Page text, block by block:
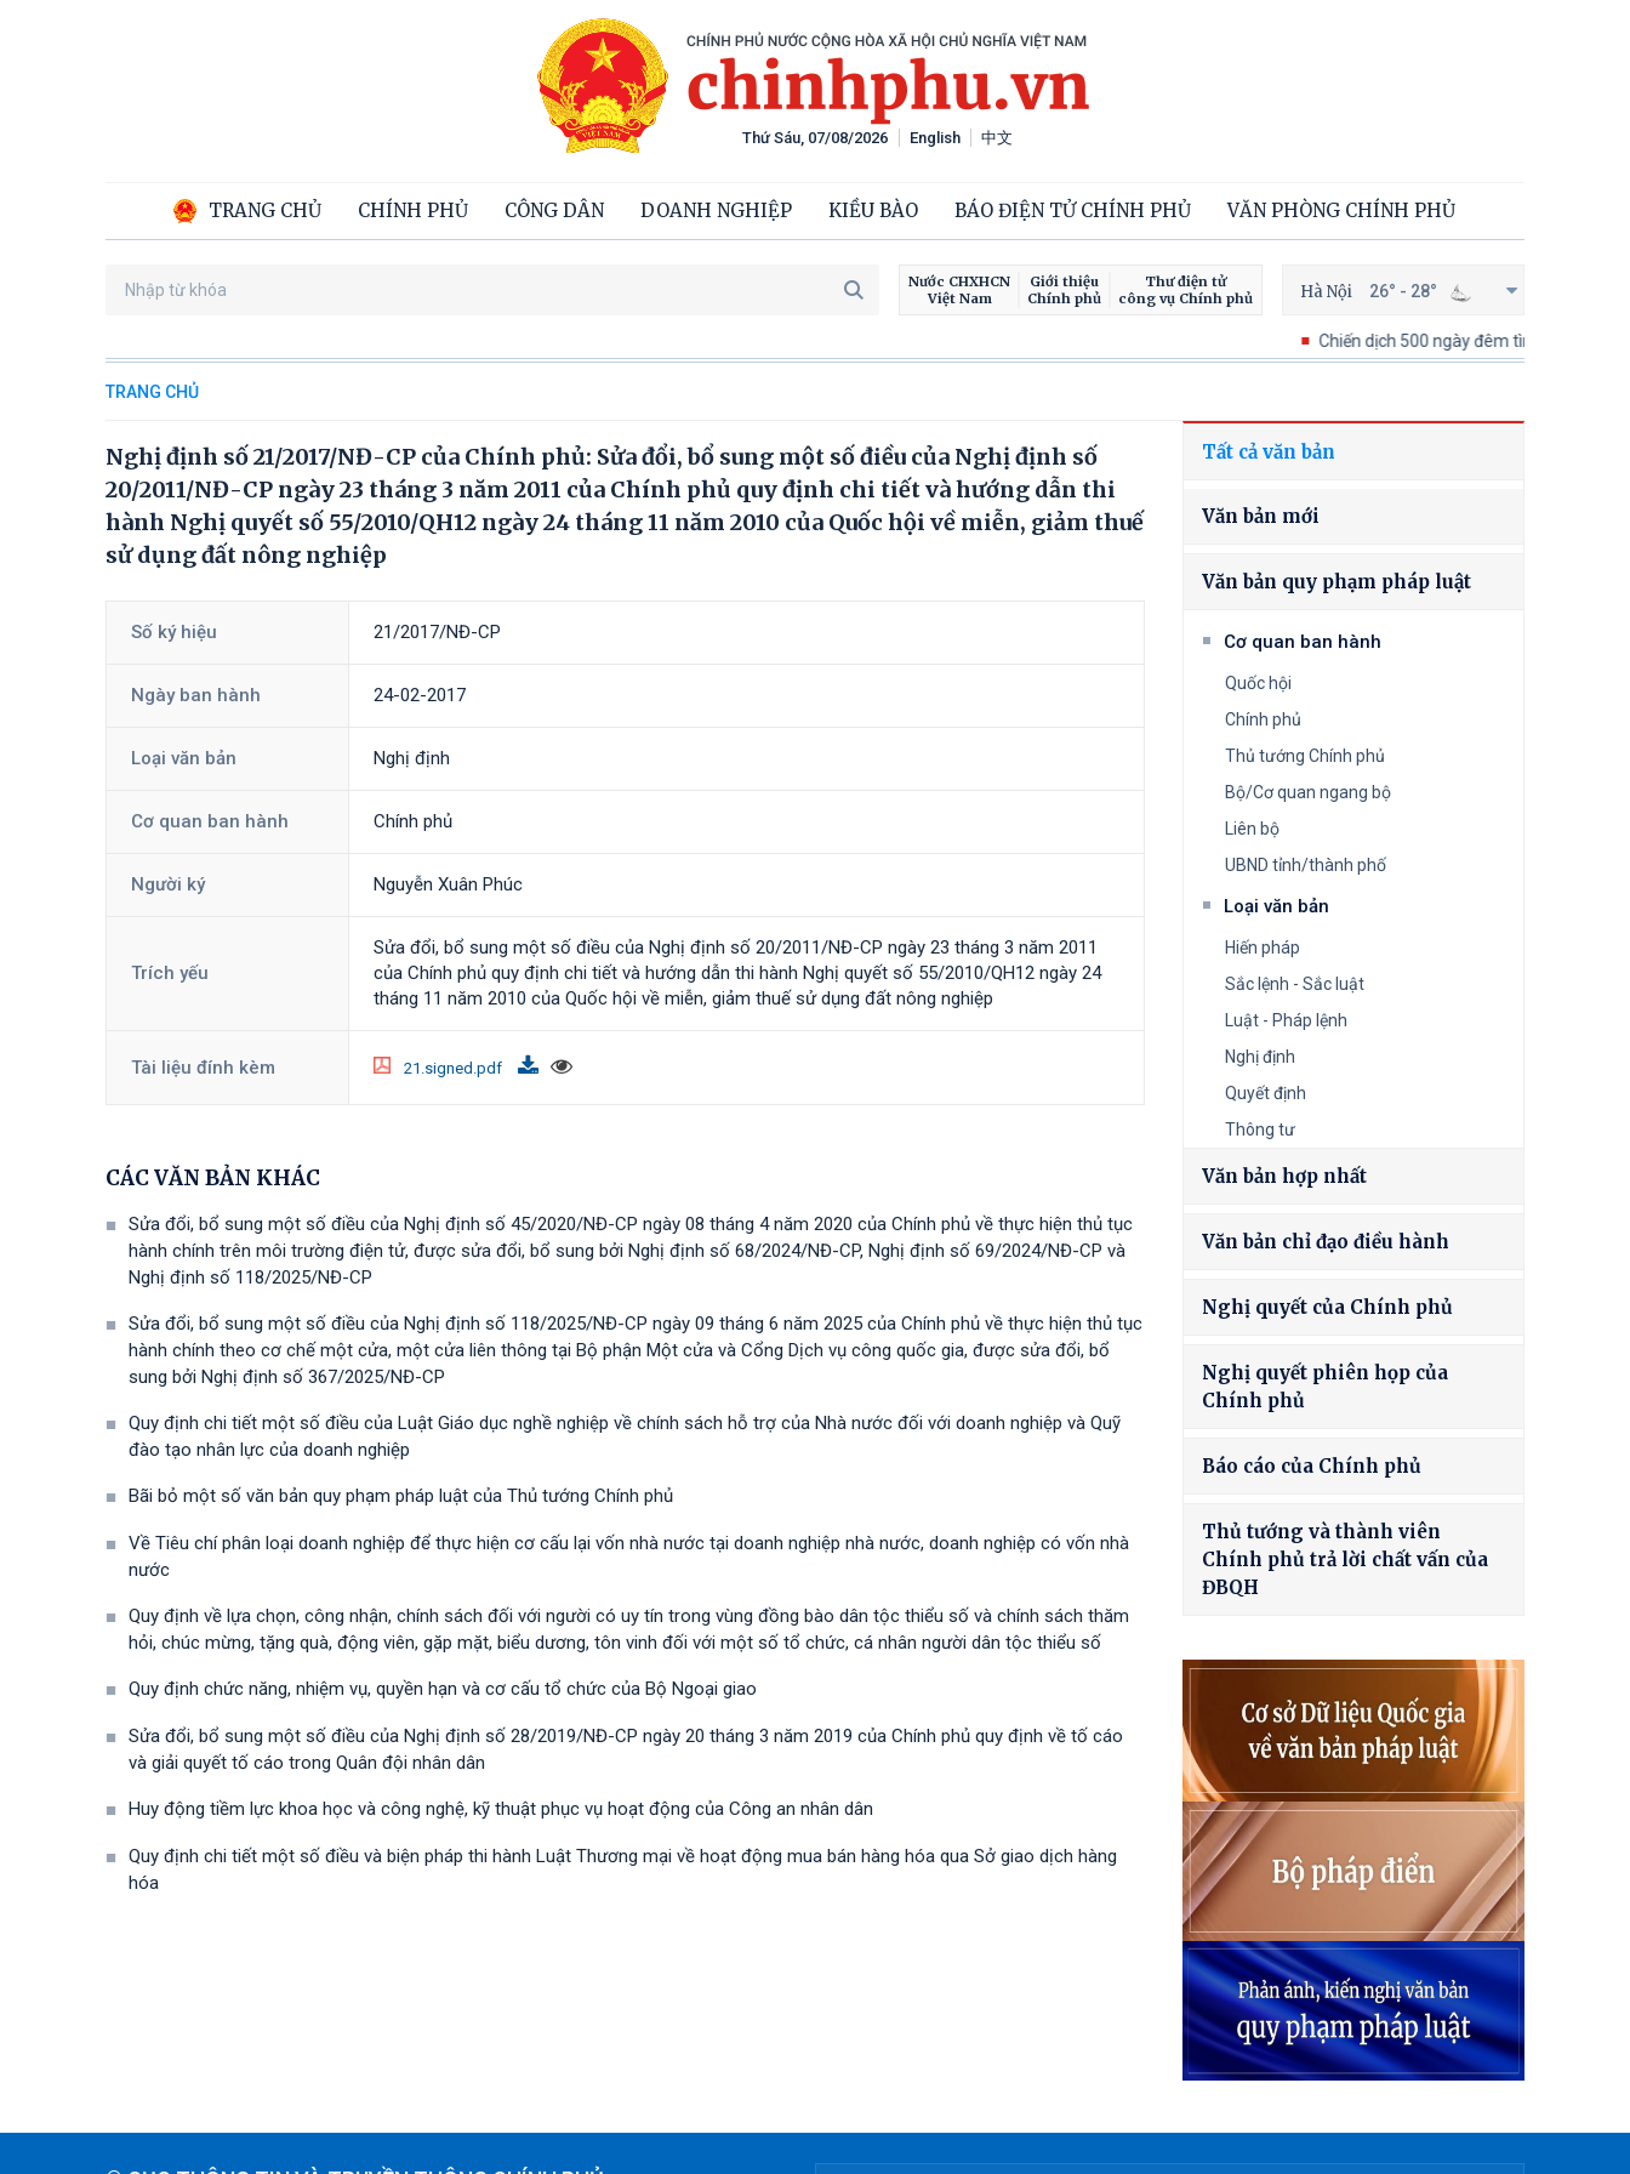
English 中文
TRANG CHỦ CHÍNH PHỦ CÔNG DÂN DOANH NGHIỆP KIỀU BÀO BÁO ĐIỆN TỬ CHÍNH PHỦ VĂN PHÒNG CHÍNH PHỦ
Thứ Sáu, 07/08/2026
Nước CHXHCN
Việt Nam
Giới thiệu
Chính phủ
Thư điện tử
công vụ Chính phủ
Hà Nội 26° - 28°
Chiến dịch 500 ngày đêm tìm kiếm, quy tập và
TRANG CHỦ
Nghị định số 21/2017/NĐ-CP của Chính phủ: Sửa đổi, bổ sung một số điều của Nghị định số
20/2011/NĐ-CP ngày 23 tháng 3 năm 2011 của Chính phủ quy định chi tiết và hướng dẫn thi
hành Nghị quyết số 55/2010/QH12 ngày 24 tháng 11 năm 2010 của Quốc hội về miễn, giảm thuế
sử dụng đất nông nghiệp
Số ký hiệu 21/2017/NĐ-CP
Ngày ban hành 24-02-2017
Loại văn bản Nghị định
Cơ quan ban hành Chính phủ
Người ký Nguyễn Xuân Phúc
Trích yếu
Sửa đổi, bổ sung một số điều của Nghị định số 20/2011/NĐ-CP ngày 23 tháng 3 năm 2011
của Chính phủ quy định chi tiết và hướng dẫn thi hành Nghị quyết số 55/2010/QH12 ngày 24
tháng 11 năm 2010 của Quốc hội về miễn, giảm thuế sử dụng đất nông nghiệp
Tài liệu đính kèm 21.signed.pdf
CÁC VĂN BẢN KHÁC
Sửa đổi, bổ sung một số điều của Nghị định số 45/2020/NĐ-CP ngày 08 tháng 4 năm 2020 của Chính phủ về thực hiện thủ tục
hành chính trên môi trường điện tử, được sửa đổi, bổ sung bởi Nghị định số 68/2024/NĐ-CP, Nghị định số 69/2024/NĐ-CP và
Nghị định số 118/2025/NĐ-СР
Sửa đổi, bổ sung một số điều của Nghị định số 118/2025/NĐ-CP ngày 09 tháng 6 năm 2025 của Chính phủ về thực hiện thủ tục
hành chính theo cơ chế một cửa, một cửa liên thông tại Bộ phận Một cửa và Cổng Dịch vụ công quốc gia, được sửa đổi, bổ
sung bởi Nghị định số 367/2025/NĐ-СР
Quy định chi tiết một số điều của Luật Giáo dục nghề nghiệp về chính sách hỗ trợ của Nhà nước đối với doanh nghiệp và Quỹ
đào tạo nhân lực của doanh nghiệp
Bãi bỏ một số văn bản quy phạm pháp luật của Thủ tướng Chính phủ
Về Tiêu chí phân loại doanh nghiệp để thực hiện cơ cấu lại vốn nhà nước tại doanh nghiệp nhà nước, doanh nghiệp có vốn nhà
nước
Quy định về lựa chọn, công nhận, chính sách đối với người có uy tín trong vùng đồng bào dân tộc thiểu số và chính sách thăm
hỏi, chúc mừng, tặng quà, động viên, gặp mặt, biểu dương, tôn vinh đối với một số tổ chức, cá nhân người dân tộc thiểu số
Quy định chức năng, nhiệm vụ, quyền hạn và cơ cấu tổ chức của Bộ Ngoại giao
Sửa đổi, bổ sung một số điều của Nghị định số 28/2019/NĐ-CР ngày 20 tháng 3 năm 2019 của Chính phủ quy định về tố cáo
và giải quyết tố cáo trong Quân đội nhân dân
Huy động tiềm lực khoa học và công nghệ, kỹ thuật phục vụ hoạt động của Công an nhân dân
Quy định chi tiết một số điều và biện pháp thi hành Luật Thương mại về hoạt động mua bán hàng hóa qua Sở giao dịch hàng
hóa
Tất cả văn bản
Văn bản mới
Văn bản quy phạm pháp luật
Cơ quan ban hành
Quốc hội
Chính phủ
Thủ tướng Chính phủ
Bộ/Cơ quan ngang bộ
Liên bộ
UBND tỉnh/thành phố
Loại văn bản
Hiến pháp
Sắc lệnh - Sắc luật
Luật - Pháp lệnh
Nghị định
Quyết định
Thông tư
Văn bản hợp nhất
Văn bản chỉ đạo điều hành
Nghị quyết của Chính phủ
Nghị quyết phiên họp của
Chính phủ
Báo cáo của Chính phủ
Thủ tướng và thành viên
Chính phủ trả lời chất vấn của
ĐBQH